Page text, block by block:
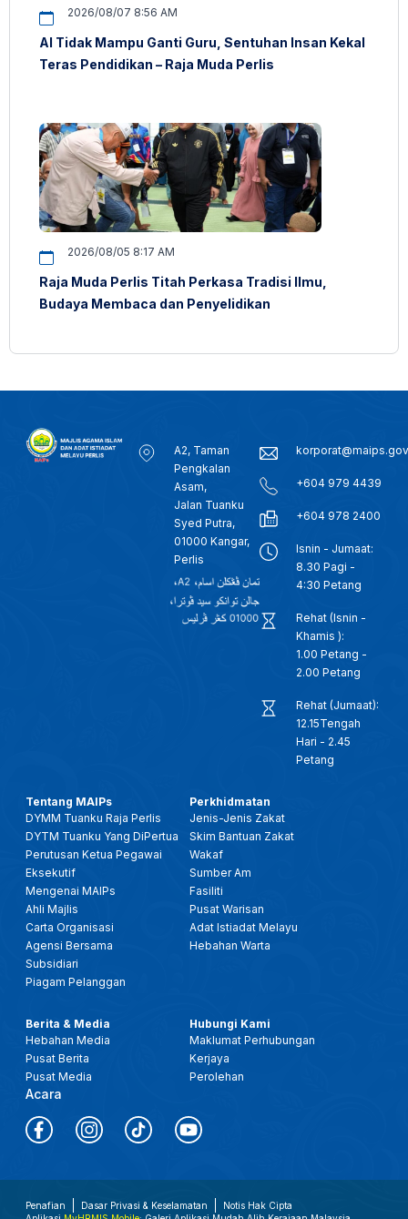
2026/08/07 8:56 AM
AI Tidak Mampu Ganti Guru, Sentuhan Insan Kekal
Teras Pendidikan – Raja Muda Perlis
2026/08/05 8:17 AM
Raja Muda Perlis Titah Perkasa Tradisi Ilmu,
Budaya Membaca dan Penyelidikan
A2, Taman
Pengkalan
Asam,
Jalan Tuanku
Syed Putra,
01000 Kangar,
Perlis
+604 979 4439
+604 978 2400
Isnin - Jumaat:
8.30 Pagi -
4:30 Petang
Rehat (Isnin -
Khamis ):
1.00 Petang -
2.00 Petang
Rehat (Jumaat):
12.15Tengah
Hari - 2.45
Petang
Tentang MAIPs
DYMM Tuanku Raja Perlis
DYTM Tuanku Yang DiPertua
Perutusan Ketua Pegawai
Eksekutif
Mengenai MAIPs
Ahli Majlis
Carta Organisasi
Agensi Bersama
Subsidiari
Piagam Pelanggan
Perkhidmatan
Jenis-Jenis Zakat
Skim Bantuan Zakat
Wakaf
Sumber Am
Fasiliti
Pusat Warisan
Adat Istiadat Melayu
Hebahan Warta
Berita & Media
Hebahan Media
Pusat Berita
Pusat Media
Acara
Hubungi Kami
Maklumat Perhubungan
Kerjaya
Perolehan
Penafian Dasar Privasi & Keselamatan
Notis Hak Cipta